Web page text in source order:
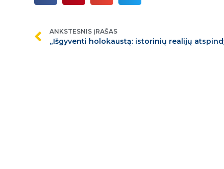
ANKSTESNIS ĮRAŠAS